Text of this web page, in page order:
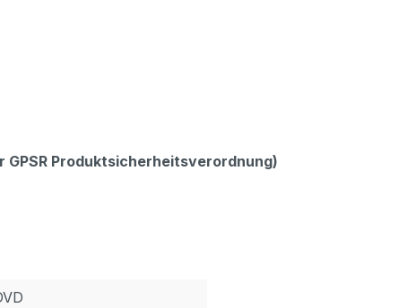
Produktsicherheitsverordnung)